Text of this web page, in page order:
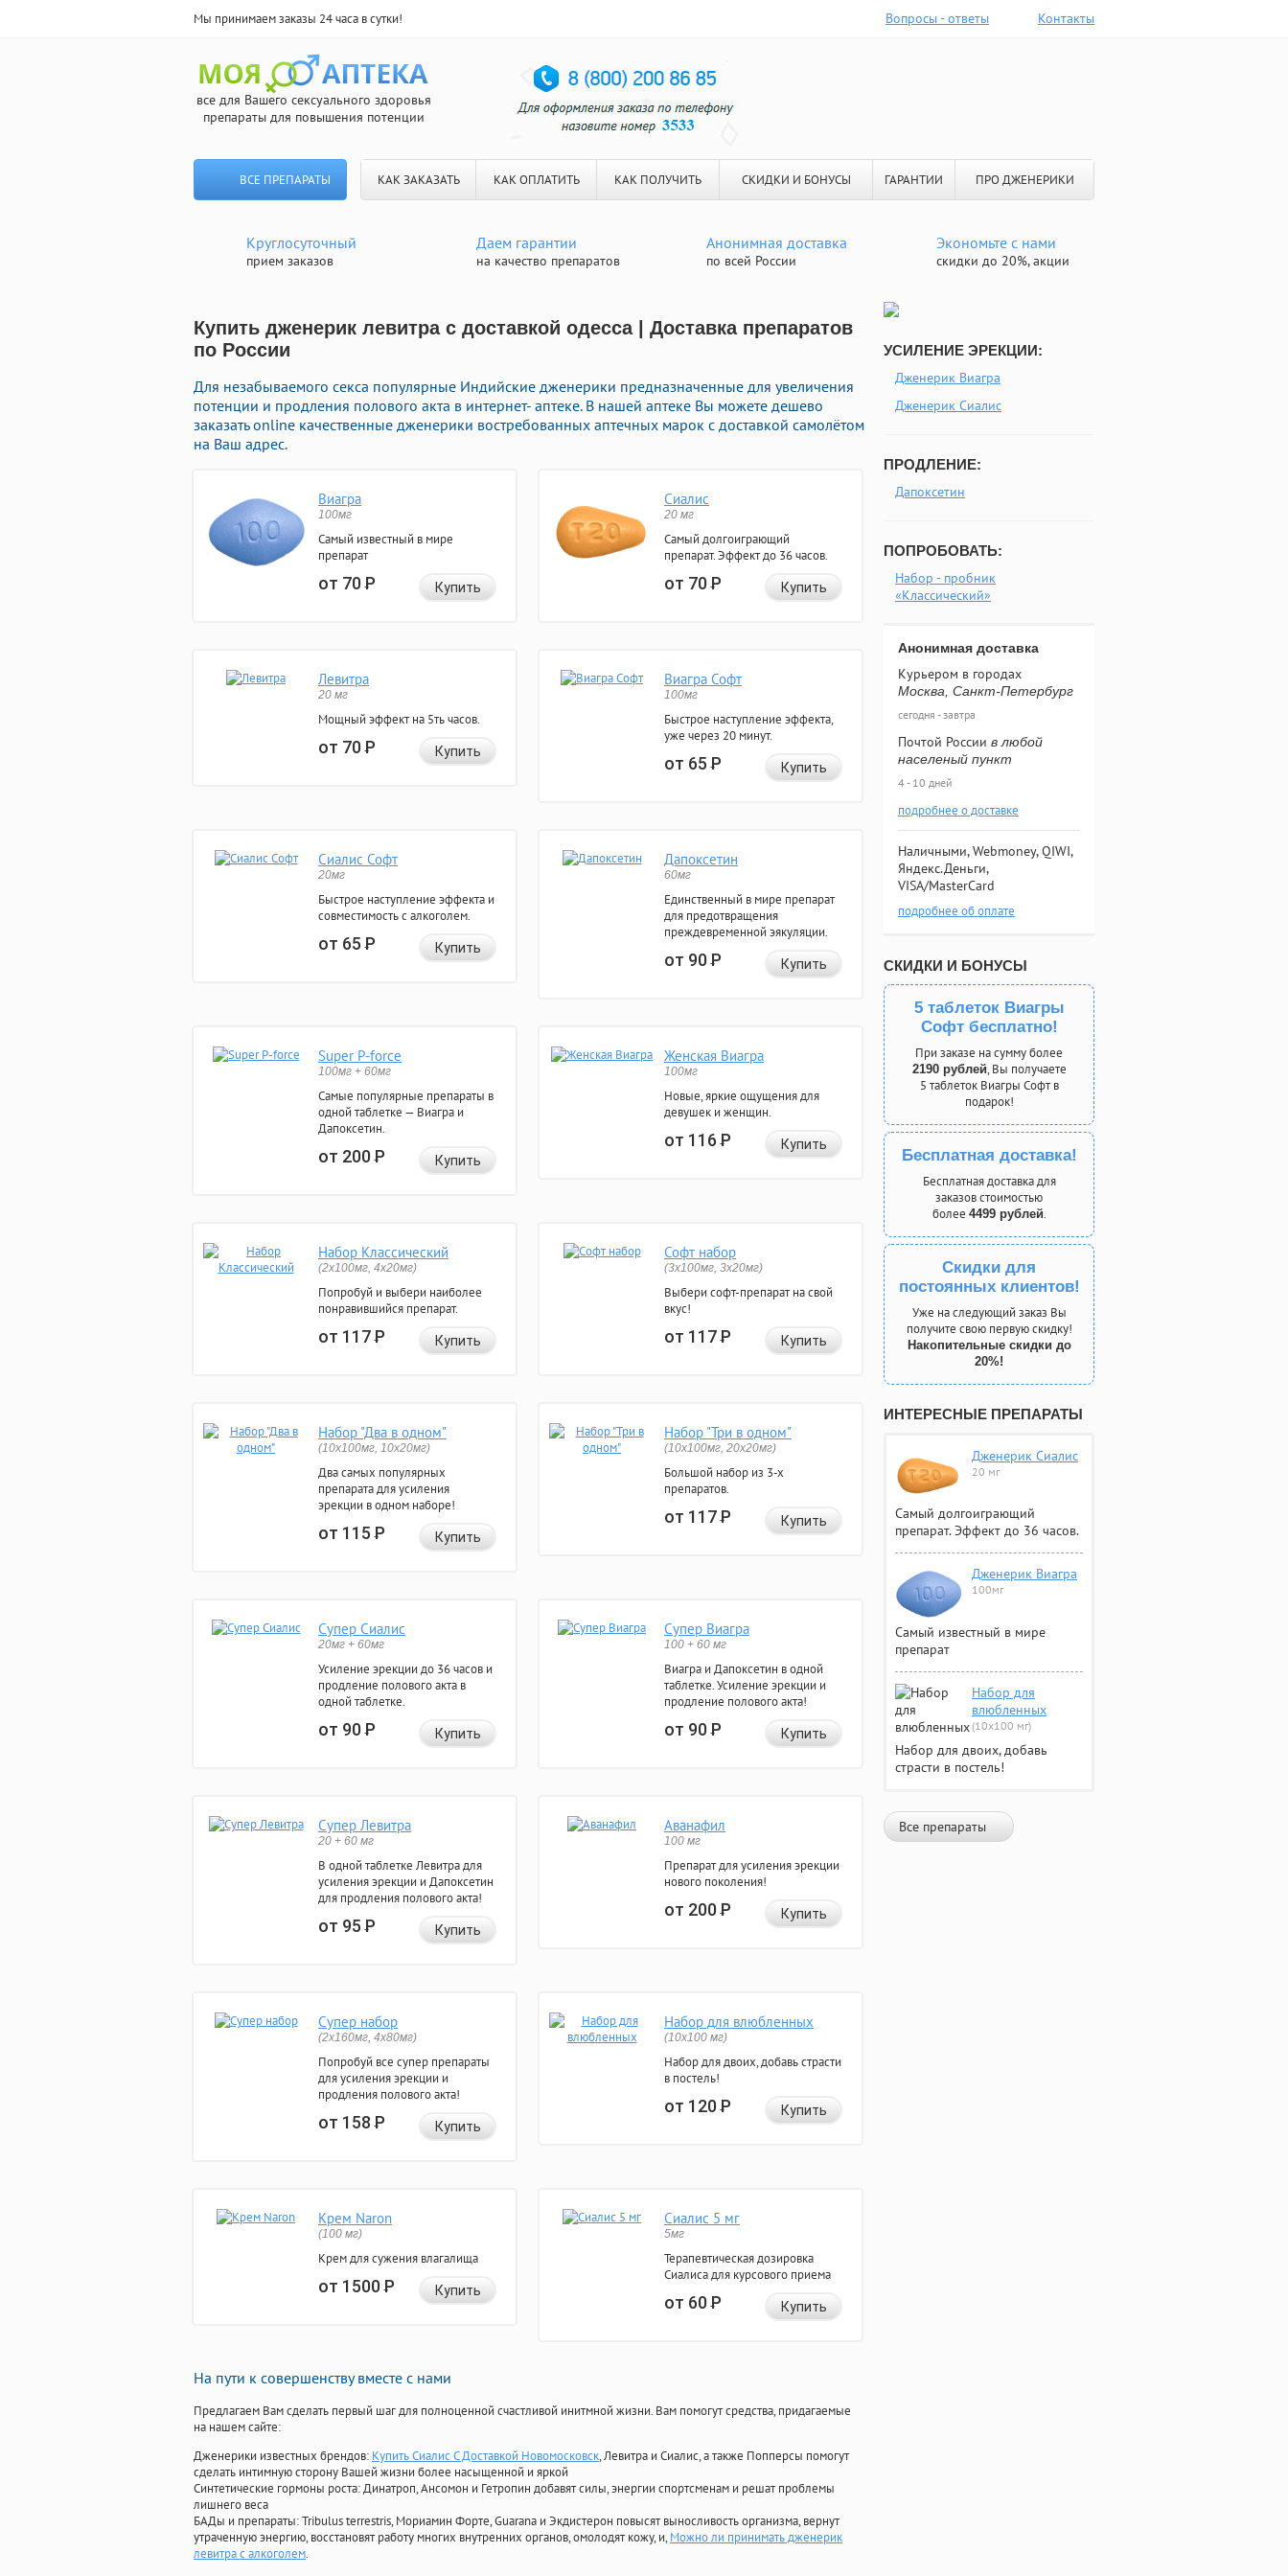
Мы принимаем заказы 24 часа в сутки! Вопросы - ответы Контакты
все для Вашего сексуального здоровья
препараты для повышения потенции
ВСЕ ПРЕПАРАТЫ КАК ЗАКАЗАТЬ КАК ОПЛАТИТЬ КАК ПОЛУЧИТЬ СКИДКИ И БОНУСЫ ГАРАНТИИ ПРО ДЖЕНЕРИКИ
Круглосуточный
прием заказов
Даем гарантии
на качество препаратов
Анонимная доставка
по всей России
Экономьте с нами
скидки до 20%, акции
Купить дженерик левитра с доставкой одесса | Доставка препаратов
по России
Для незабываемого секса популярные Индийские дженерики предназначенные для увеличения
потенции и продления полового акта в интернет- аптеке. В нашей аптеке Вы можете дешево
заказать online качественные дженерики востребованных аптечных марок с доставкой самолётом
на Ваш адрес.
Виагра
100мг
Самый известный в мире
препарат
от 70Р Купить
Сиалис
20 мг
Самый долгоиграющий
препарат. Эффект до 36 часов.
от 70Р Купить
Левитра
20 мг
Мощный эффект на 5ть часов.
от 70Р Купить
Виагра Софт
100мг
Быстрое наступление эффекта,
уже через 20 минут.
от 65Р Купить
Сиалис Софт
20мг
Быстрое наступление эффекта и
совместимость с алкоголем.
от 65Р Купить
Дапоксетин
60мг
Единственный в мире препарат
для предотвращения
преждевременной эякуляции.
от 90Р Купить
Super P-force
100мг + 60мг
Самые популярные препараты в
одной таблетке — Виагра и
Дапоксетин.
от 200Р Купить
Женская Виагра
100мг
Новые, яркие ощущения для
девушек и женщин.
от 116Р Купить
Набор Классический
(2x100мг, 4x20мг)
Попробуй и выбери наиболее
понравившийся препарат.
от 117Р Купить
Софт набор
(3x100мг, 3x20мг)
Выбери софт-препарат на свой
вкус!
от 117Р Купить
Набор "Два в одном"
(10x100мг, 10x20мг)
Два самых популярных
препарата для усиления
эрекции в одном наборе!
от 115Р Купить
Набор "Три в одном"
(10x100мг, 20x20мг)
Большой набор из 3-х
препаратов.
от 117Р Купить
Супер Сиалис
20мг + 60мг
Усиление эрекции до 36 часов и
продление полового акта в
одной таблетке.
от 90Р Купить
Супер Виагра
100 + 60 мг
Виагра и Дапоксетин в одной
таблетке. Усиление эрекции и
продление полового акта!
от 90Р Купить
Супер Левитра
20 + 60 мг
В одной таблетке Левитра для
усиления эрекции и Дапоксетин
для продления полового акта!
от 95Р Купить
Аванафил
100 мг
Препарат для усиления эрекции
нового поколения!
от 200Р Купить
Супер набор
(2х160мг, 4х80мг)
Попробуй все супер препараты
для усиления эрекции и
продления полового акта!
от 158Р Купить
Набор для влюбленных
(10х100 мг)
Набор для двоих, добавь страсти
в постель!
от 120Р Купить
Крем Naron
(100 мг)
Крем для сужения влагалища
от 1500Р Купить
Сиалис 5 мг
5мг
Терапевтическая дозировка
Сиалиса для курсового приема
от 60Р Купить
На пути к совершенству вместе с нами
Предлагаем Вам сделать первый шаг для полноценной счастливой инитмной жизни. Вам помогут средства, придагаемые
на нашем сайте:
Дженерики известных брендов: Купить Сиалис С Доставкой Новомосковск, Левитра и Сиалис, а также Попперсы помогут
сделать интимную сторону Вашей жизни более насыщенной и яркой
Синтетические гормоны роста: Динатроп, Ансомон и Гетропин добавят силы, энергии спортсменам и решат проблемы
лишнего веса
БАДы и препараты:Tribulus terrestris, Мориамин Форте, Guarana и Экдистерон повысят выносливость организма, вернут
утраченную энергию, восстановят работу многих внутренних органов, омолодят кожу, и, Можно ли принимать дженерик
левитра с алкоголем.
УСИЛЕНИЕ ЭРЕКЦИИ:
Дженерик Виагра
Дженерик Сиалис
ПРОДЛЕНИЕ:
Дапоксетин
ПОПРОБОВАТЬ:
Набор - пробник
«Классический»
Анонимная доставка
Курьером в городах
Москва, Санкт-Петербург
сегодня - завтра
Почтой России в любой
населеный пункт
4 - 10 дней
подробнее о доставке
Наличными, Webmoney, QIWI,
Яндекс.Деньги,
VISA/MasterCard
подробнее об оплате
СКИДКИ И БОНУСЫ
5 таблеток Виагры
Софт бесплатно!
При заказе на сумму более
2190 рублей, Вы получаете
5 таблеток Виагры Софт в
подарок!
Бесплатная доставка!
Бесплатная доставка для
заказов стоимостью
более 4499 рублей.
Скидки для
постоянных клиентов!
Уже на следующий заказ Вы
получите свою первую скидку!
Накопительные скидки до
20%!
ИНТЕРЕСНЫЕ ПРЕПАРАТЫ
Дженерик Сиалис
20 мг
Самый долгоиграющий
препарат. Эффект до 36 часов.
Дженерик Виагра
100мг
Самый известный в мире
препарат
Набор для
влюбленных
(10х100 мг)
Набор для двоих, добавь
страсти в постель!
Все препараты